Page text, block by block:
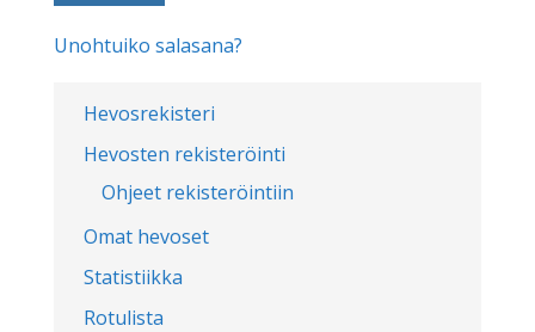
Hevosrekisteri
Hevosten rekisteröinti
Ohjeet rekisteröintiin
Omat hevoset
Statistiikka
Rotulista
Unohtuiko salasana?